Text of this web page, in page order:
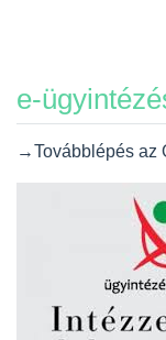
e-
→Továbblépés az